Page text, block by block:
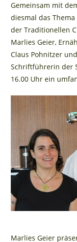
Gemeinsam mit
diesmal das
der Traditionellen
Marlies Geier,
Claus Pohnitzer
Schriftführerin der
16.00 Uhr ein
Marlies Geier